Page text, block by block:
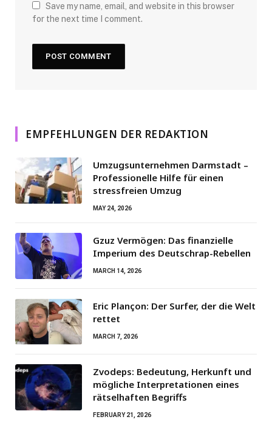
Save my name, email, and website in this browser
for the next time I comment.
EMPFEHLUNGEN DER REDAKTION
Umzugsunternehmen Darmstadt –
Professionelle Hilfe für einen
stressfreien Umzug
MAY 24, 2026
Gzuz Vermögen: Das finanzielle
Imperium des Deutschrap-Rebellen
MARCH 14, 2026
Eric Plançon: Der Surfer, der die Welt
rettet
MARCH 7, 2026
Zvodeps: Bedeutung, Herkunft und
mögliche Interpretationen eines
rätselhaften Begriffs
FEBRUARY 21, 2026